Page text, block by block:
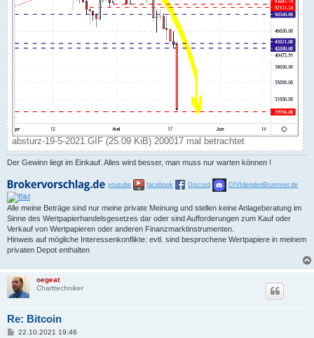
absturz-19-5-2021.GIF (25.09 KiB) 200017 mal betrachtet
Der Gewinn liegt im Einkauf. Alles wird besser, man muss nur warten können !
youtube facebook Discord DIVIdendenBrummer.de
Alle meine Beträge sind nur meine private Meinung und stellen keine Anlageberatung im
Sinne des Wertpapierhandelsgesetzes dar oder sind Aufforderungen zum Kauf oder
Verkauf von Wertpapieren oder anderen Finanzmarktinstrumenten.
Hinweis auf mögliche Interessenkonflikte: evtl. sind besprochene Wertpapiere in meinem
privaten Depot enthalten
oegeat
Charttechniker
Re: Bitcoin
B22.10.2021 19:46